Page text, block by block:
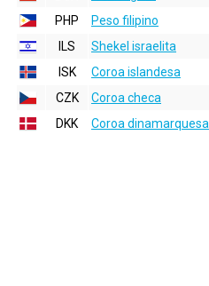
PHP
Peso filipino
ILS
Shekel israelita
ISK
Coroa islandesa
CZK
Coroa checa
DKK
Coroa dinamarquesa